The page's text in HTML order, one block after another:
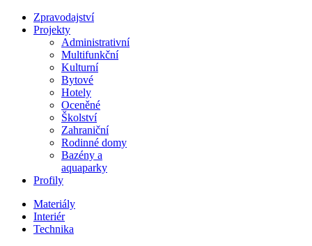
Zpravodajství
Projekty
Administrativní
Multifunkční
Kulturní
Bytové
Hotely
Oceněné
Školství
Zahraniční
Rodinné domy
Bazény a
aquaparky
Profily
Materiály
Interiér
Technika